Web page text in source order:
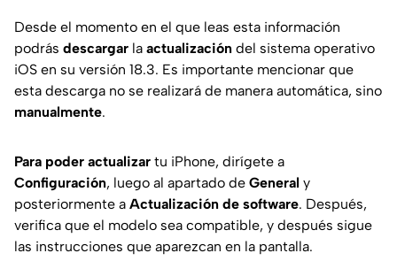
Desde el momento en el que leas esta información
podrás descargar la actualización del sistema operativo
iOS en su versión 18.3. Es importante mencionar que
esta descarga no se realizará de manera automática, sino
manualmente.
Para poder actualizar tu iPhone, dirígete a
Configuración, luego al apartado de General y
posteriormente a Actualización de software. Después,
verifica que el modelo sea compatible, y después sigue
las instrucciones que aparezcan en la pantalla.